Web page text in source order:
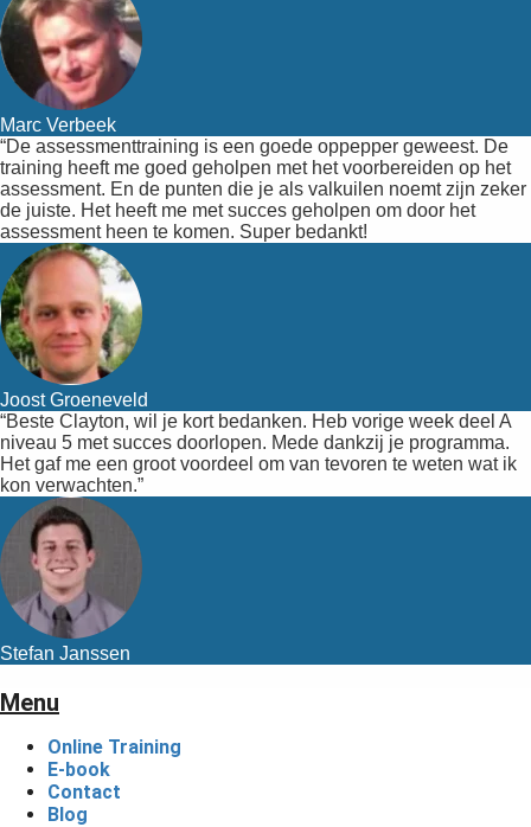
Marc Verbeek
“De assessmenttraining is een goede oppepper geweest. De
training heeft me goed geholpen met het voorbereiden op het
assessment. En de punten die je als valkuilen noemt zijn zeker
de juiste. Het heeft me met succes geholpen om door het
assessment heen te komen. Super bedankt!
Joost Groeneveld
“Beste Clayton, wil je kort bedanken. Heb vorige week deel A
niveau 5 met succes doorlopen. Mede dankzij je programma.
Het gaf me een groot voordeel om van tevoren te weten wat ik
kon verwachten.”
Stefan Janssen
Menu
Online Training
E-book
Contact
Blog